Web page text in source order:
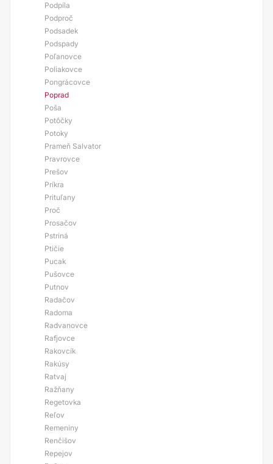
Podpíla
Podproč
Podsadek
Podspady
Poľanovce
Poliakovce
Pongrácovce
Poprad
Poša
Potôčky
Potoky
Prameň Salvator
Pravrovce
Prešov
Príkra
Prituľany
Proč
Prosačov
Pstriná
Ptičie
Pucak
Pušovce
Putnov
Radačov
Radoma
Radvanovce
Rafjovce
Rakovcík
Rakúsy
Ratvaj
Ražňany
Regetovka
Reľov
Remeniny
Renčišov
Repejov